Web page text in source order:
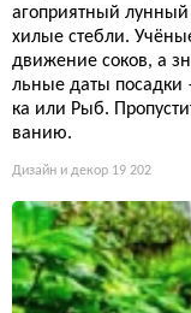
агоприятный
хилые стебли.
движение соков, а
льные даты посадки
ка или Рыб.
ванию.
Дизайн и декор 19 202